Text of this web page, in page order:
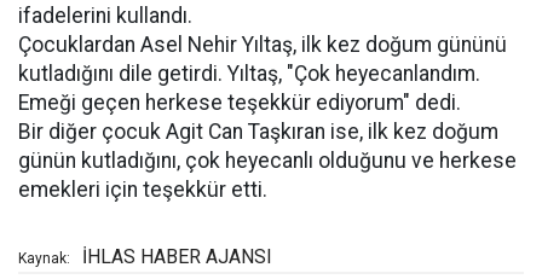
ifadelerini kullandı.
Çocuklardan Asel Nehir Yıltaş, ilk kez doğum gününü
kutladığını dile getirdi. Yıltaş, "Çok heyecanlandım.
Emeği geçen herkese teşekkür ediyorum" dedi.
Bir diğer çocuk Agit Can Taşkıran ise, ilk kez doğum
günün kutladığını, çok heyecanlı olduğunu ve herkese
emekleri için teşekkür etti.
Kaynak: İHLAS HABER AJANSI